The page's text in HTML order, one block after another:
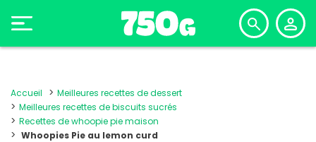
Accueil
Meilleures recettes de dessert
Meilleures recettes de biscuits sucrés
Recettes de whoopie pie maison
Whoopies Pie au lemon curd